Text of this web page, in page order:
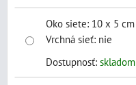
Oko siete: 10 x 5 cm
Vrchná sieť: nie
Dostupnosť: skladom